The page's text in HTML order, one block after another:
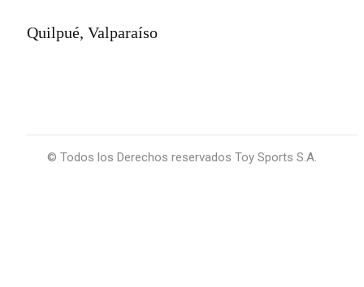
Quilpué, Valparaíso
© Todos los Derechos reservados Toy Sports S.A.